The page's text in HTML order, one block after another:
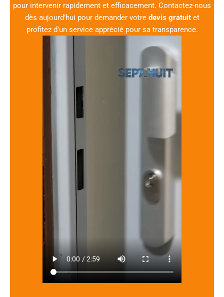
pour intervenir rapidement et efficacement. Contactez-nous
dès aujourd’hui pour demander votre devis gratuitet
profitez d’un service apprécié pour sa transparence.